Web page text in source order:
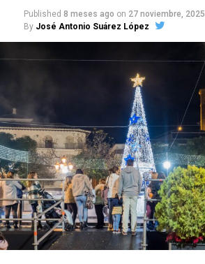
Published 8 meses ago on 27 noviembre, 2025
By José Antonio Suárez López